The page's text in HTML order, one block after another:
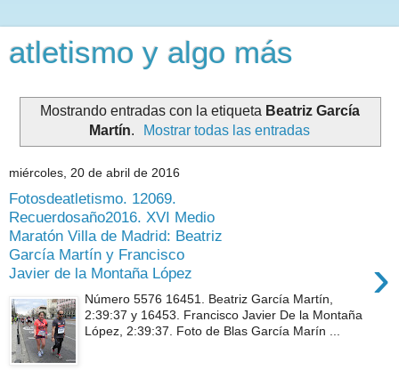
atletismo y algo más
Mostrando entradas con la etiqueta Beatriz García
Martín. Mostrar todas las entradas
miércoles, 20 de abril de 2016
Fotosdeatletismo. 12069.
Recuerdosaño2016. XVI Medio
Maratón Villa de Madrid: Beatriz
García Martín y Francisco
Javier de la Montaña López
›
Número 5576 16451. Beatriz García Martín,
2:39:37 y 16453. Francisco Javier De la Montaña
López, 2:39:37. Foto de Blas García Marín ...